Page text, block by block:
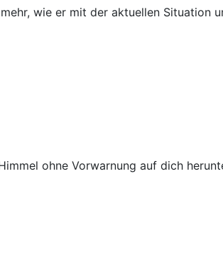
wie er mit der aktuellen Situation
ohne Vorwarnung auf dich